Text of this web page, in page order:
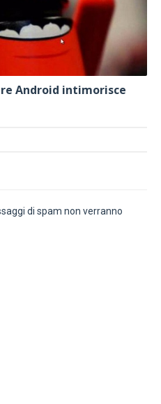
Android intimorisce
di spam non verranno